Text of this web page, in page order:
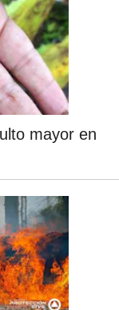
mayor en